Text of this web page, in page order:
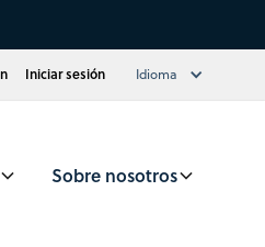
Iniciar sesión Idioma
Sobre nosotros